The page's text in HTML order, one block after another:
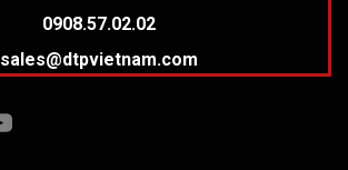
0908.57.02.02
sales@dtpvietnam.com